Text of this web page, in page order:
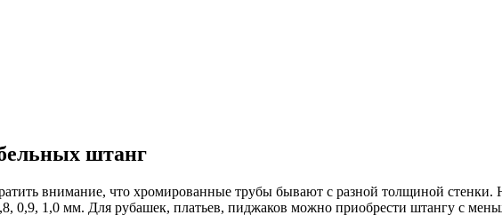
штанг
внимание, что хромированные трубы бывают с разной толщиной стенки.
0,9, 1,0 мм. Для рубашек, платьев, пиджаков можно приобрести штангу с